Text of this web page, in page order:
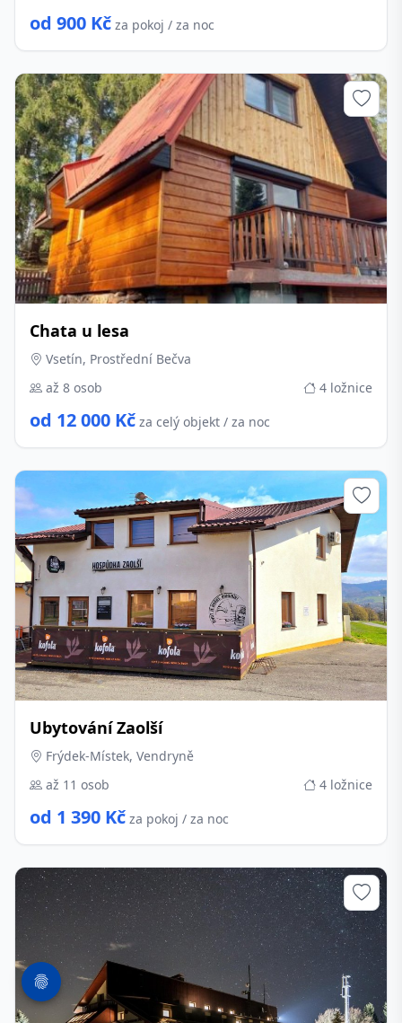
od 900 Kč za pokoj / za noc
Chata u lesa
Vsetín, Prostřední Bečva
až 8 osob
4 ložnice
od 12 000 Kč za celý objekt / za noc
Ubytování Zaolší
Frýdek-Místek, Vendryně
až 11 osob
4 ložnice
od 1 390 Kč za pokoj / za noc